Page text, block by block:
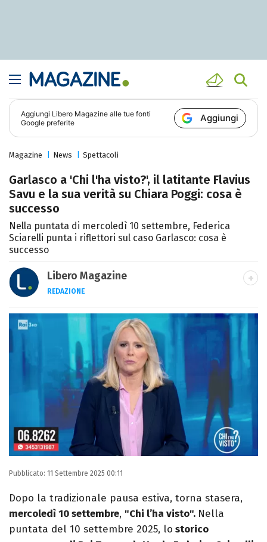
Aggiungi Libero Magazine alle tue fonti
Google preferite
Aggiungi
Magazine News Spettacoli
Garlasco a 'Chi l'ha visto?', il latitante Flavius
Savu e la sua verità su Chiara Poggi: cosa è
successo
Nella puntata di mercoledì 10 settembre, Federica
Sciarelli punta i riflettori sul caso Garlasco: cosa è
successo
Libero Magazine
REDAZIONE
E-MAIL
INSTAGRAM FACEBOOK
Libero Magazine è il canale del portale
Libero.it dedicato al mondo della
televisione, dello spettacolo e del gossip.
Pubblicato: 11 Settembre 2025 00:11
Dopo la tradizionale pausa estiva, torna stasera,
mercoledì 10 settembre, "Chi l’ha visto". Nella
puntata del 10 settembre 2025, lo storico